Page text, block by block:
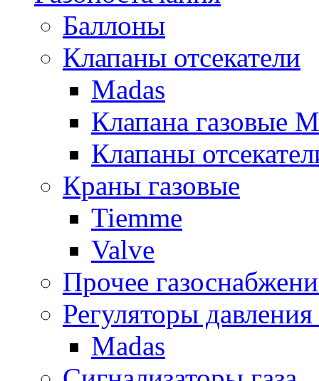
Баллоны
Клапаны отсекатели
Madas
Клапана газовые
Клапаны
Краны газовые
Tiemme
Valve
Прочее
Регуляторы давления
Madas